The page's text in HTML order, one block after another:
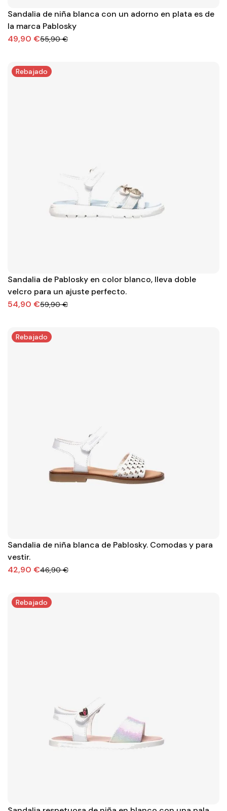
Sandalia de niña blanca con un adorno en plata es de
la marca Pablosky
49,90 €55,90 €
Rebajado
Sandalia de Pablosky en color blanco, lleva doble
velcro para un ajuste perfecto.
54,90 €59,90 €
Rebajado
Sandalia de niña blanca de Pablosky. Comodas y para
vestir.
42,90 €46,90 €
Rebajado